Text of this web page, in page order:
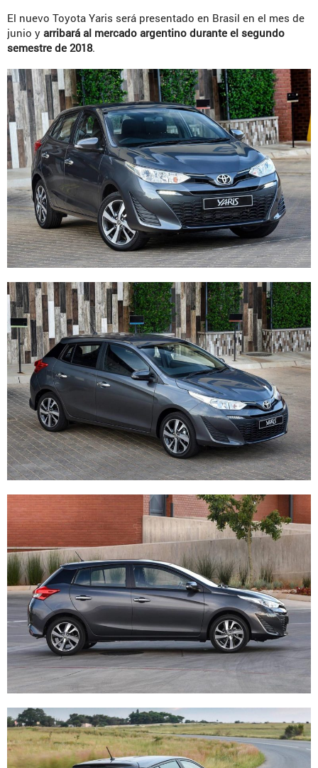
El nuevo Toyota Yaris será presentado en Brasil en el mes de
junio y arribará al mercado argentino durante el segundo
semestre de 2018.